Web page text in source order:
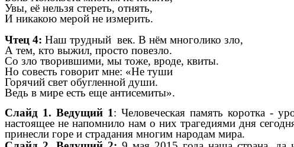
Увы, её нельзя стереть, отнять,
И никакою мерой не измерить.
Чтец 4: Наш трудный век. В нём многолико зло,
А тем, кто выжил, просто повезло.
Со зло творившими, мы тоже, вроде, квиты.
Но совесть говорит мне: «Не туши
Горячий свет обугленной души.
Ведь в мире есть еще антисемиты».
Слайд 1. Ведущий 1: Человеческая память коротка -
настоящее не напомнило нам о них трагедиями дня
принесли горе и страдания многим народам мира.